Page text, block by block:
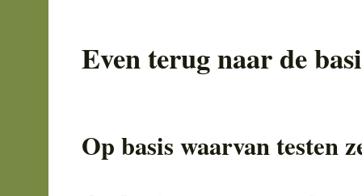
Even terug naar de
Op basis waarvan testen